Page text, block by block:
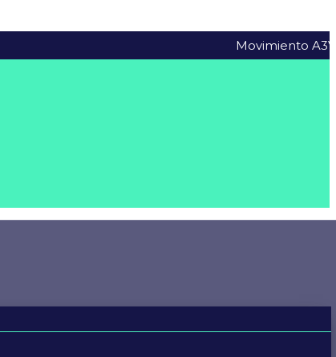
Movimiento